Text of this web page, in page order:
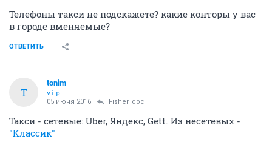
Телефоны такси не подскажете? какие конторы у вас
в городе вменяемые?
ОТВЕТИТЬ
T
tonim
v.i.p.
05 июня 2016 Fisher_doc
Такси - сетевые: Uber, Яндекс, Gett. Из несетевых -
"Классик"